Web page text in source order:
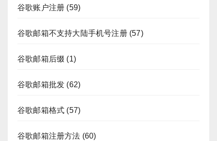
谷歌账户注册 (59)
谷歌邮箱不支持大陆手机号注册(57)
谷歌邮箱后缀 (1)
谷歌邮箱批发 (62)
谷歌邮箱格式 (57)
谷歌邮箱注册方法 (60)